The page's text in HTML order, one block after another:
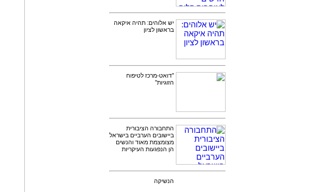
יש אלוהים: תהיה איקאה
בראשון לציון
"דואט-מרכז לטיפוח
הזוגיות"
התחבורה הציבורית
ביישובים הערביים בישראל
מצומצמת מאוד והנשים
הן הנפגעות העיקריות
הנשיקה